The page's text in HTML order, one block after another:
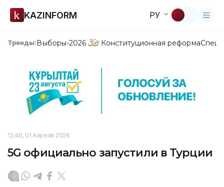
KAZINFORM РУ
Тренды:Выборы-2026 Конституционная реформа
12:46, 01 Апреля 2026
5G официально запустили в Турции